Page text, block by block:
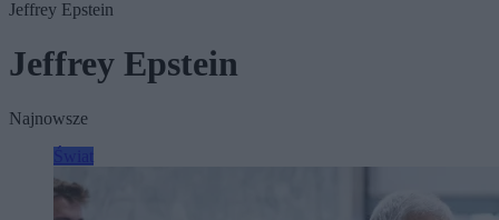
Jeffrey Epstein
Jeffrey Epstein
Najnowsze